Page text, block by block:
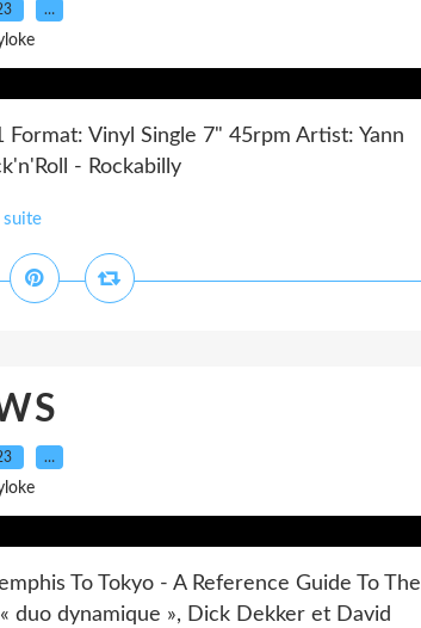
…
Vinyl Single 7" 45rpm Artist: Yann
- Rockabilly
suite
…
To Tokyo - A Reference Guide To The
duo dynamique », Dick Dekker et David